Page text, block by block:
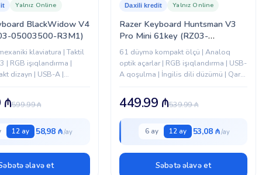
BlackWidow V4
05003500-R3M1)
Yalnız Online
klaviatura | Taktil
| RGB işıqlandırma |
dizayn | USB-A |
599.99₼
₼
12 ay 58,98 ₼
əlavə et
Razer Keyboard Huntsman V3
Pro Mini 61key (RZ03-
04990100-R3M1)
Daxili kredit Yalnız Online
61 düymə kompakt ölçü | Analoq
optik açarlar | RGB işıqlandırma | USB-
A qoşulma | İngilis dili düzümü | Qara
539.99₼
449.99 ₼
6 ay 12 ay 53,08 ₼
Səbətə əlavə et